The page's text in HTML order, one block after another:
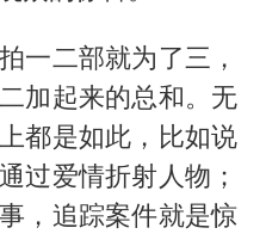
一二部就为了三，
加起来的总和。无
都是如此，比如说
过爱情折射人物；
，追踪案件就是惊